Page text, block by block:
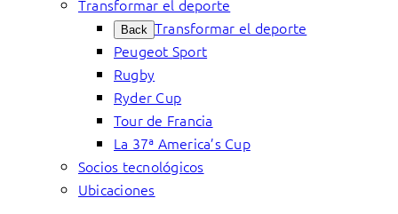
Transformar el deporte
Back Transformar el deporte
Peugeot Sport
Rugby
Ryder Cup
Tour de Francia
La 37ª America’s Cup
Socios tecnológicos
Ubicaciones